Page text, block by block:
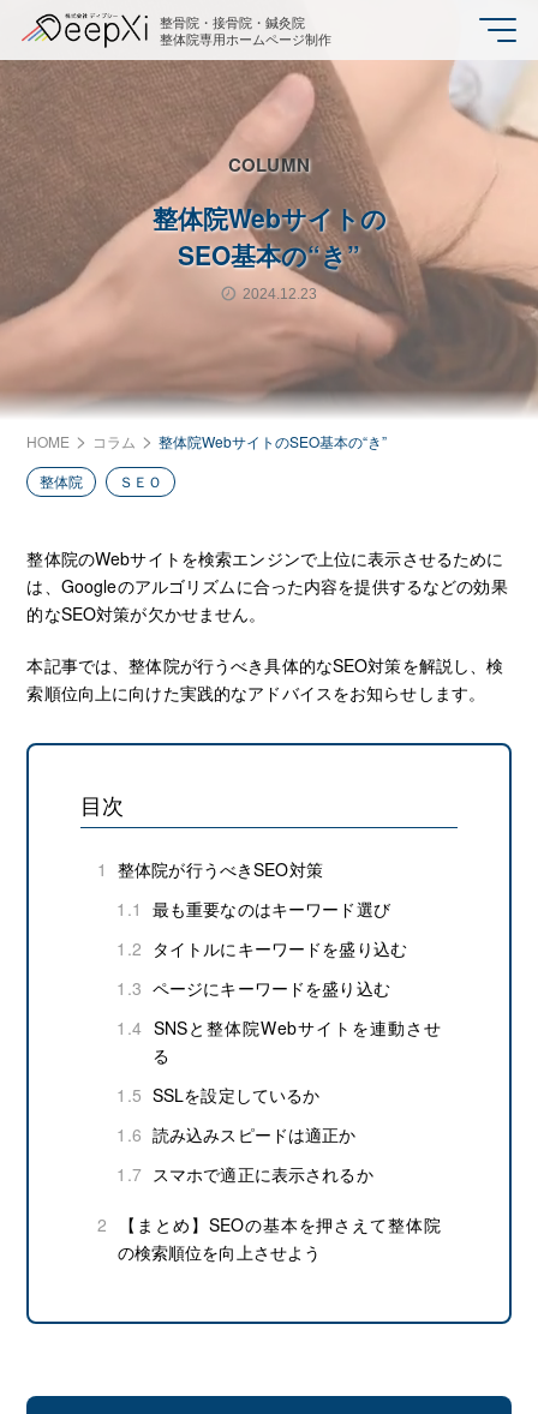
整骨院・接骨院・鍼灸院
整体院専用ホームページ制作
COLUMN
整体院Webサイトの
SEO基本の“き”
2024.12.23
HOME コラム
整体院WebサイトのSEO基本の“き”
整体院
ＳＥＯ
整体院のWebサイトを検索エンジンで上位に表示させるために
は、Googleのアルゴリズムに合った内容を提供するなどの効果
的なSEO対策が欠かせません。
本記事では、整体院が行うべき具体的なSEO対策を解説し、検
索順位向上に向けた実践的なアドバイスをお知らせします。
目次
1
整体院が行うべきSEO対策
1.1 最も重要なのはキーワード選び
1.2 タイトルにキーワードを盛り込む
1.3 ページにキーワードを盛り込む
1.4 SNSと整体院Webサイトを連動させ
る
1.5 SSLを設定しているか
1.6 読み込みスピードは適正か
1.7 スマホで適正に表示されるか
2
【まとめ】SEOの基本を押さえて整体院
の検索順位を向上させよう